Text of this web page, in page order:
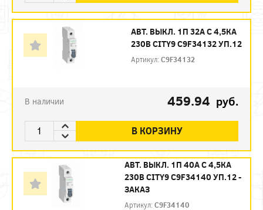
АВТ. ВЫКЛ. 1П 32А С 4,5КА
230В CITY9 C9F34132 УП.12
Артикул:C9F34132
В наличии 459.94 руб.
В КОРЗИНУ
АВТ. ВЫКЛ. 1П 40А С 4,5КА
230В CITY9 C9F34140 УП.12 -
ЗАКАЗ
Артикул:C9F34140